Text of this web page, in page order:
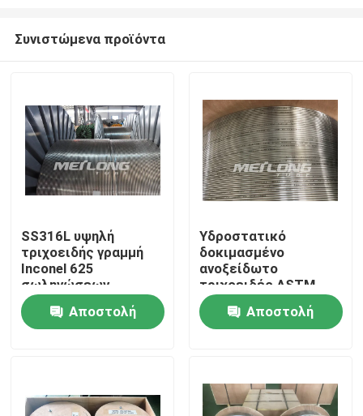
Σπίτι
Βίντεο
Συνιστώμενα προϊόντα
SS316L υψηλή
τριχοειδής γραμμή
Inconel 625
σωληνώσεων
έκρηξης
κουλουριασμένη
πίεση
Αποστολή
Υδροστατικό
δοκιμασμένο
ανοξείδωτο
τριχοειδές ASTM
A789 Incoloy 825
τριχοειδής γραμμή
Αποστολή